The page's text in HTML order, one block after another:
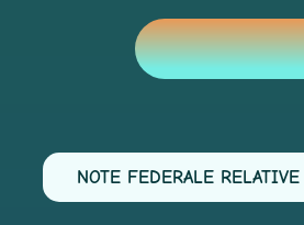
NOTE FEDERALE RELATIVE